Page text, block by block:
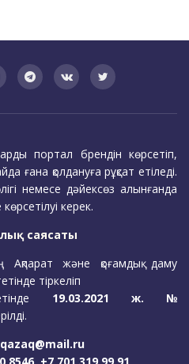
портал брендін көрсетіп,
ғана қолдануға рұқсат етіледі.
немесе дәйексөз алынғанда
керек.
саясаты
Ақпарат және қоғамдық даму
тіркеліп
19.03.2021 ж. №